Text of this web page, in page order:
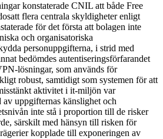
konstaterade CNIL att både Free
flera centrala skyldigheter enligt
för det första att bolagen inte
och organisatoriska
personuppgifterna, i strid med
bedömdes autentiseringsförfarandet
lösningar, som används för
robust, samtidigt som systemen för att
aktivitet i it-miljön var
uppgifternas känslighet och
inte stå i proportion till de risker
särskilt med hänsyn till risken för
kopplade till exponeringen av